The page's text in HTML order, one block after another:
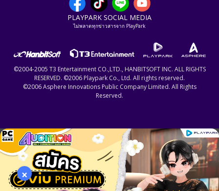
PLAYPARK SOCIAL MEDIA
ไม่พลาดทุกข่าวสารจาก PlayPark
©2004-2005 T3 Entertainment CO.,LTD., HANBITSOFT INC. ALL RIGHTS
RESERVED. ©2006 Playpark Co., Ltd. All rights reserved.
©2006 Asphere Innovations Public Company Limited. All Rights
Reserved.
×